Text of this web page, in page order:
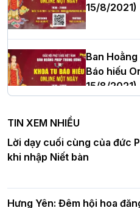
Thượng tọa Thích Tâm
cử tân Trưởng ban Trị sự
Hà Nội: Tăng Ni Trường hạ
nghiêm tác pháp Tiền an cư
DL.2026
chúc mừng Phật đản BTS
15/8/2021)
Ban
Báo hiếu
15/8/2021)
Ban
Báo hiếu
15/8/2021)
TIN XEM NHIỀU
Lời dạy cuối cùng của đức
khi nhập Niết bàn
Hưng Yên: Đêm hội hoa